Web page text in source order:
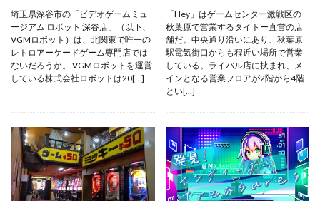
埼玉県深谷市の「ビデオゲームミュ
ージアム ロボット 深谷店」（以下、
VGMロボット）は、北関東で唯一の
レトロアーケードゲーム専門店では
ないだろうか。 VGMロボットを運営
している株式会社ロボットは20[…]
「Hey」はゲームセンター激戦区の
秋葉原で営業するタイトー直営の店
舗だ。中央通り沿いにあり、秋葉原
駅電気街口からも程近い場所で営業
している。ライバル店に挟まれ、メ
インとなる営業フロアが2階から4階
とい[…]